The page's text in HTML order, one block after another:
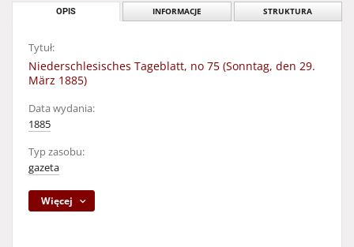
OPIS INFORMACJE STRUKTURA
Tytuł:
Niederschlesisches Tageblatt, no 75 (Sonntag, den 29.
März 1885)
Data wydania:
1885
Typ zasobu:
gazeta
Więcej